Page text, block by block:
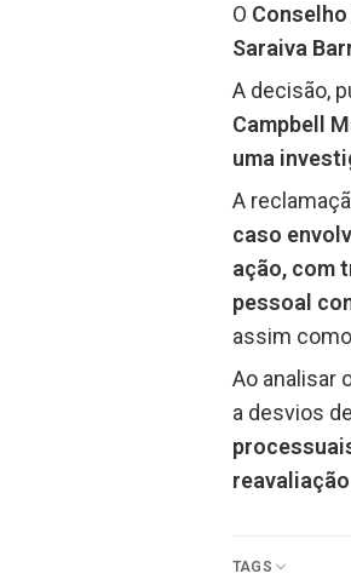
O
Saraiva
A decisão,
Campbell
uma
A
caso
ação, com
pessoal
assim
Ao analisar
a desvios
TAGS